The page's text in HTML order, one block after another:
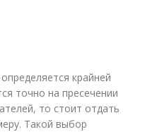
крайней
точно на пресечении
то стоит отдать
Такой выбор